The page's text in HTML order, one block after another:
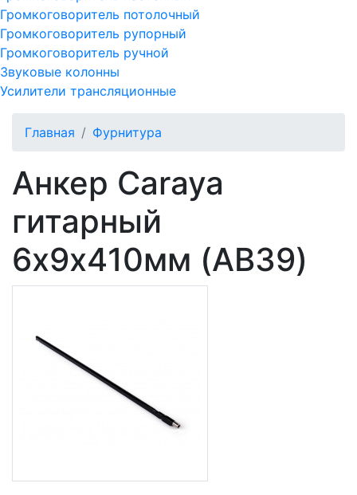
Громкоговоритель потолочный
Громкоговоритель рупорный
Громкоговоритель ручной
Звуковые колонны
Усилители трансляционные
Главная Фурнитура
Анкер Caraya
гитарный
6х9х410мм (AB39)